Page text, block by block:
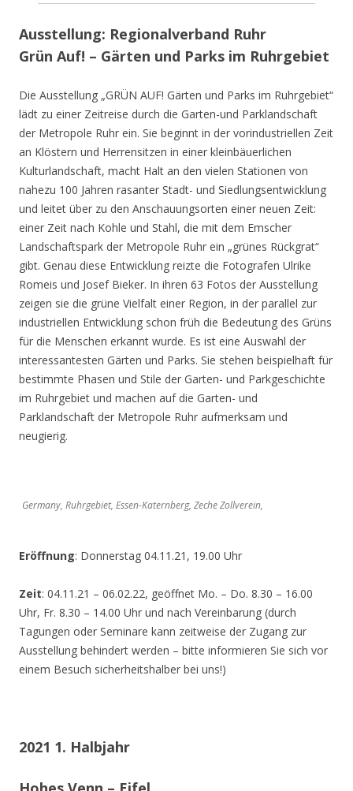
Ausstellung: Regionalverband Ruhr
Grün Auf! – Gärten und Parks im Ruhrgebiet
Die Ausstellung „GRÜN AUF! Gärten und Parks im Ruhrgebiet“
lädt zu einer Zeitreise durch die Garten-und Parklandschaft
der Metropole Ruhr ein. Sie beginnt in der vorindustriellen Zeit
an Klöstern und Herrensitzen in einer kleinbäuerlichen
Kulturlandschaft, macht Halt an den vielen Stationen von
nahezu 100 Jahren rasanter Stadt- und Siedlungsentwicklung
und leitet über zu den Anschauungsorten einer neuen Zeit:
einer Zeit nach Kohle und Stahl, die mit dem Emscher
Landschaftspark der Metropole Ruhr ein „grünes Rückgrat“
gibt. Genau diese Entwicklung reizte die Fotografen Ulrike
Romeis und Josef Bieker. In ihren 63 Fotos der Ausstellung
zeigen sie die grüne Vielfalt einer Region, in der parallel zur
industriellen Entwicklung schon früh die Bedeutung des Grüns
für die Menschen erkannt wurde. Es ist eine Auswahl der
interessantesten Gärten und Parks. Sie stehen beispielhaft für
bestimmte Phasen und Stile der Garten- und Parkgeschichte
im Ruhrgebiet und machen auf die Garten- und
Parklandschaft der Metropole Ruhr aufmerksam und
neugierig.
Germany, Ruhrgebiet, Essen-Katernberg, Zeche Zollverein,
Eröffnung: Donnerstag 04.11.21, 19.00 Uhr
Zeit: 04.11.21 – 06.02.22, geöffnet Mo. – Do. 8.30 – 16.00
Uhr, Fr. 8.30 – 14.00 Uhr und nach Vereinbarung (durch
Tagungen oder Seminare kann zeitweise der Zugang zur
Ausstellung behindert werden – bitte informieren Sie sich vor
einem Besuch sicherheitshalber bei uns!)
2021 1. Halbjahr